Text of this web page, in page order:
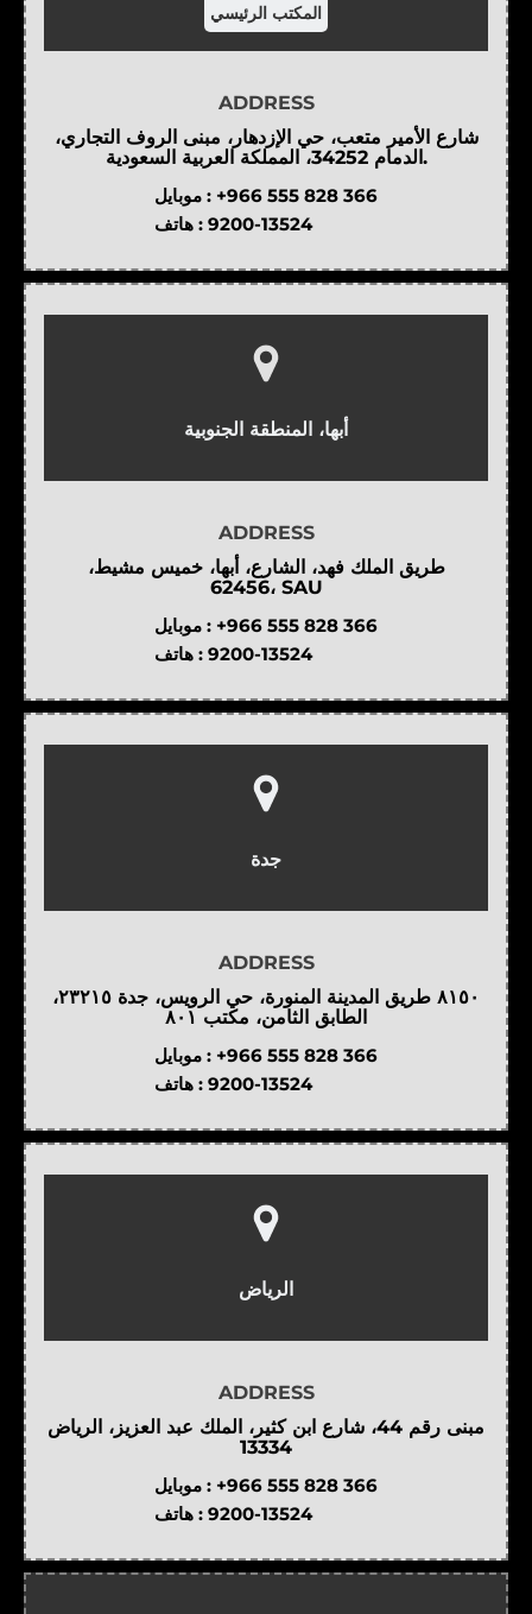
المكتب الرئيسي
ADDRESS
شارع الأمير متعب، حي الإزدهار، مبنى الروف التجاري،
الدمام 34252، المملكة العربية السعودية.
موبايل : +966 555 828 366
هاتف : 9200-13524
أبها، المنطقة الجنوبية
ADDRESS
طريق الملك فهد، الشارع، أبها، خميس مشيط،
62456، SAU
موبايل : +966 555 828 366
هاتف : 9200-13524
جدة
ADDRESS
٨١٥٠ طريق المدينة المنورة، حي الرويس، جدة ٢٣٢١٥،
الطابق الثامن، مكتب ٨٠١
موبايل : +966 555 828 366
هاتف : 9200-13524
الرياض
ADDRESS
مبنى رقم 44، شارع ابن كثير، الملك عبد العزيز، الرياض
13334
موبايل : +966 555 828 366
هاتف : 9200-13524